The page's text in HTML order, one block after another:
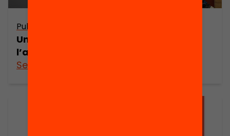
Publicació
Un programa de beques contra
l’abandonament escolar
See more